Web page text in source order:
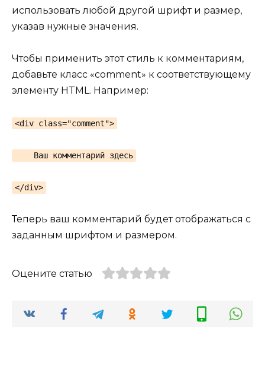
использовать любой другой шрифт и размер,
указав нужные значения.
Чтобы применить этот стиль к комментариям,
добавьте класс «comment» к соответствующему
элементу HTML. Например:
<div class="comment">
Ваш комментарий здесь
</div>
Теперь ваш комментарий будет отображаться с
заданным шрифтом и размером.
Оцените статью